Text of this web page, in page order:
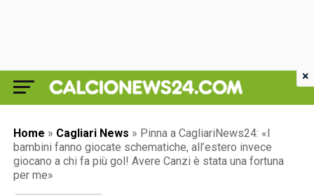
Home » Cagliari News » Pinna a CagliariNews24: «I
bambini fanno giocate schematiche, all’estero invece
giocano a chi fa più gol! Avere Canzi è stata una fortuna
per me»
×